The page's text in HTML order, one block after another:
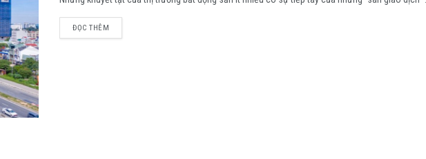
ĐỌC THÊM